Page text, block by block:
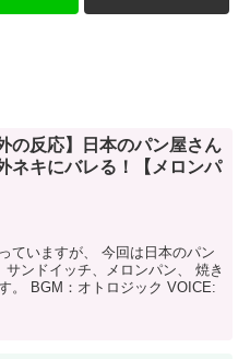
の反応】日本のパン屋さん
ネキにバレる！【メロンパ
ていますが、 今回は日本のパン
ンドイッチ、メロンパン、 焼き
。 BGM：オトロジック VOICE: